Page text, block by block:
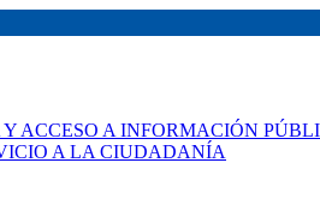
ACCESO A INFORMACIÓN
A LA CIUDADANÍA